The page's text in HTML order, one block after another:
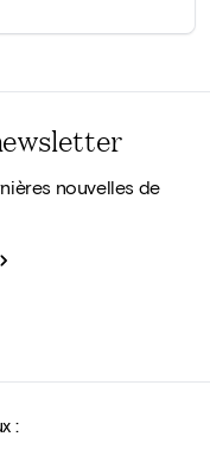
nouvelles de
: